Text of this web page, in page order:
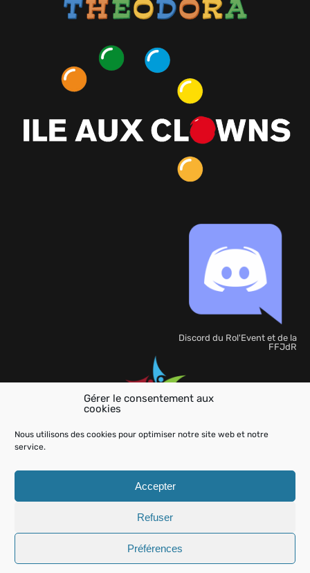
Gérer le consentement aux
cookies
Nous utilisons des cookies pour optimiser notre site web et notre
service.
Accepter
Refuser
Préférences
Discord du Rol'Event et de la
FFJdR
de
l'événement
nous
Rol'event- All Rights Reserved